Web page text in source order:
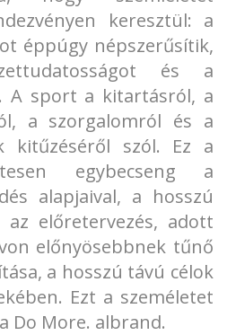
keresztül: a
éppúgy népszerűsítik,
és a
A sport a kitartásról, a
a szorgalomról és a
kitűzéséről szól. Ez a
egybecseng a
alapjaival, a hosszú
az előretervezés, adott
előnyösebbnek tűnő
a hosszú távú célok
Ezt a személetet
Do More. albrand.